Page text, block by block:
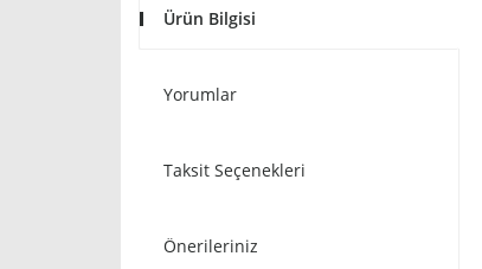
Ürün Bilgisi
Yorumlar
Taksit Seçenekleri
Önerileriniz